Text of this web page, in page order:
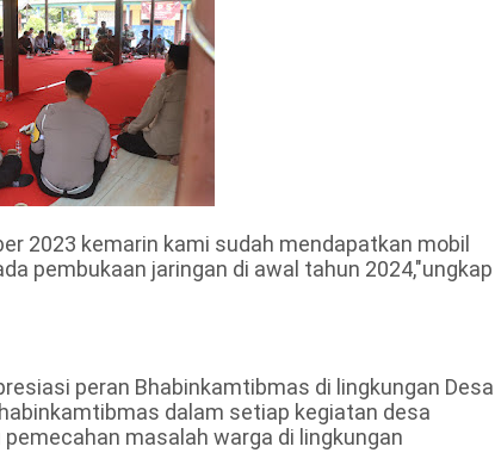
2023 kemarin kami sudah mendapatkan mobil
pembukaan jaringan di awal tahun 2024,"ungkap
peran Bhabinkamtibmas di lingkungan Desa
dalam setiap kegiatan desa
masalah warga di lingkungan